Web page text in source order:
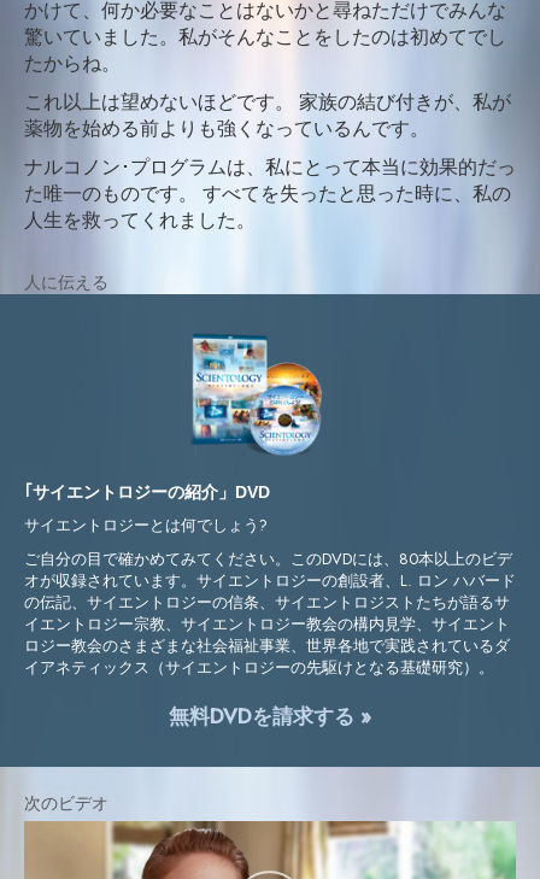
かけて、何か必要なことはないかと尋ねただけでみんな
驚いていました。私がそんなことをしたのは初めてでし
たからね。
これ以上は望めないほどです。 家族の結び付きが、私が
薬物を始める前よりも強くなっているんです。
ナルコノン･プログラムは、私にとって本当に効果的だっ
た唯一のものです。 すべてを失ったと思った時に、私の
人生を救ってくれました。
人に伝える
｢サイエントロジーの紹介」DVD
サイエントロジーとは何でしょう?
ご自分の目で確かめてみてください。このDVDには、80本以上のビデ
オが収録されています。サイエントロジーの創設者、L. ロン ハバード
の伝記、サイエントロジーの信条、サイエントロジストたちが語るサ
イエントロジー宗教、サイエントロジー教会の構内見学、サイエント
ロジー教会のさまざまな社会福祉事業、世界各地で実践されているダ
イアネティックス（サイエントロジーの先駆けとなる基礎研究）。
無料DVDを請求する »